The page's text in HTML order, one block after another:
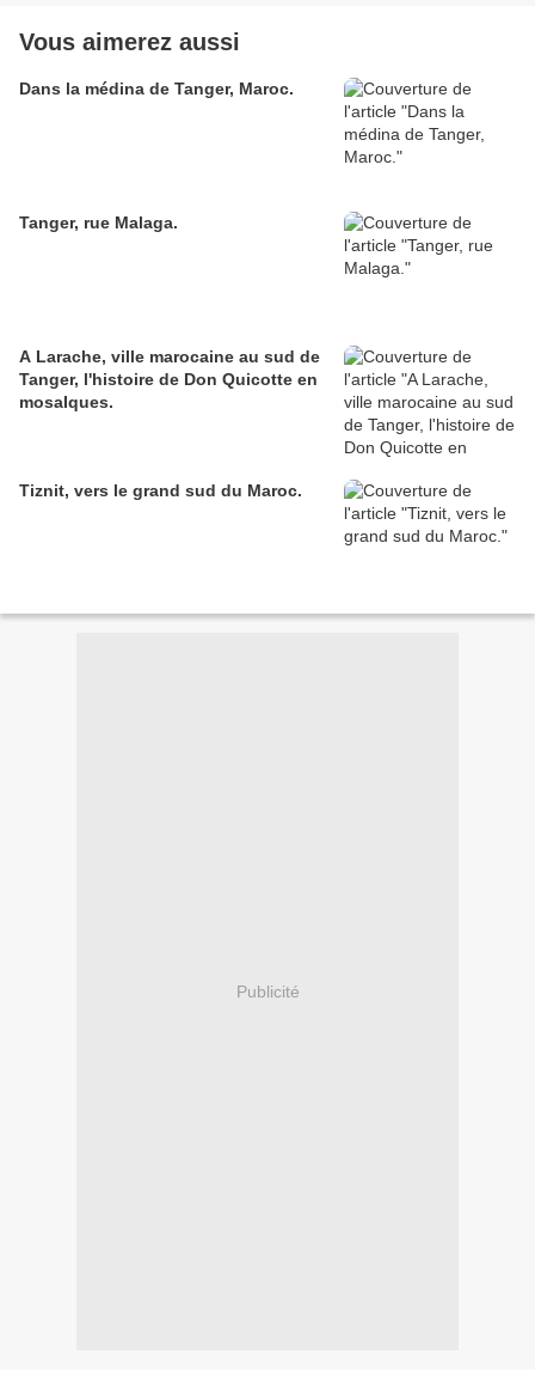
Vous aimerez aussi
Dans la médina de Tanger, Maroc.
Tanger, rue Malaga.
A Larache, ville marocaine au sud de
Tanger, l'histoire de Don Quicotte en
mosaIques.
Tiznit, vers le grand sud du Maroc.
Publicité